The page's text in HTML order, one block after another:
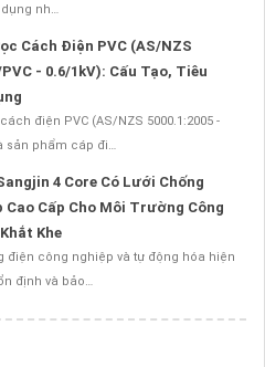
nh…
Cách Điện PVC (AS/NZS
- 0.6/1kV): Cấu Tạo, Tiêu
điện PVC (AS/NZS 5000.1:2005 -
sản phẩm cáp đi…
4 Core Có Lưới Chống
Cao Cấp Cho Môi Trường Công
Khe
điện công nghiệp và tự động hóa hiện
định và bảo…